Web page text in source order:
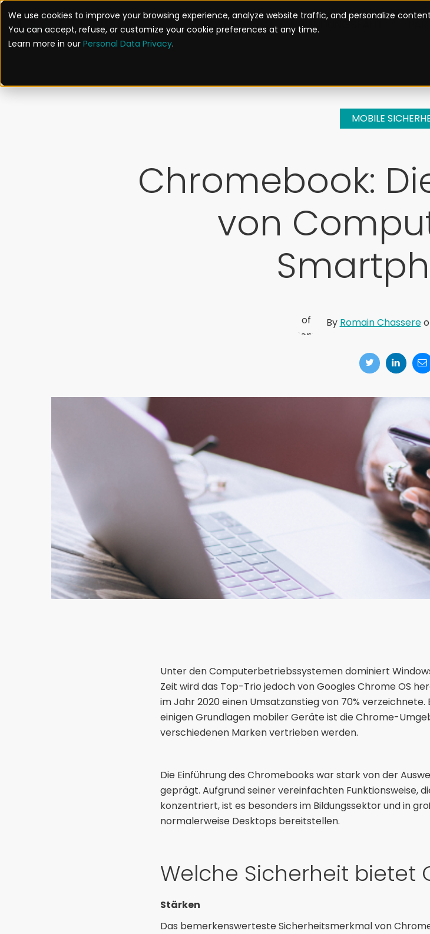
We use cookies to improve your browsing experience, analyze website traffic, and personalize
You can accept, refuse, or customize your cookie preferences at any time.
Learn more in our Personal Data Privacy.
LÖSUNGEN ANWENDUNGSFÄLLE
MOBILE
Chromebook:
von
ByRomain Chassere
Unter den Computerbetriebssystemen dominiert
Zeit wird das Top-Trio jedoch von Googles Chrome OS
im Jahr 2020 einen Umsatzanstieg von 70%
einigen Grundlagen mobiler Geräte ist die Chrome-
verschiedenen Marken vertrieben werden.
Die Einführung des Chromebooks war stark von der
geprägt. Aufgrund seiner vereinfachten Funktionsweise,
konzentriert, ist es besonders im Bildungssektor und in
normalerweise Desktops bereitstellen.
Welche Sicherheit bietet
Stärken
Das bemerkenswerteste Sicherheitsmerkmal von